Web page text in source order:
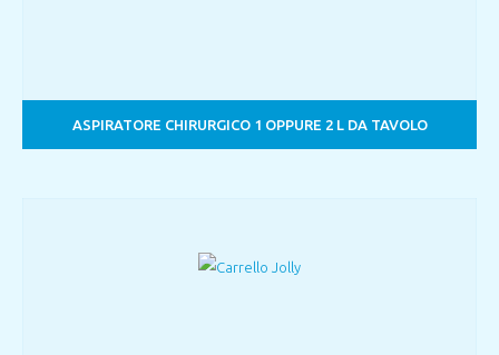
ASPIRATORE CHIRURGICO 1 OPPURE 2 L DA TAVOLO